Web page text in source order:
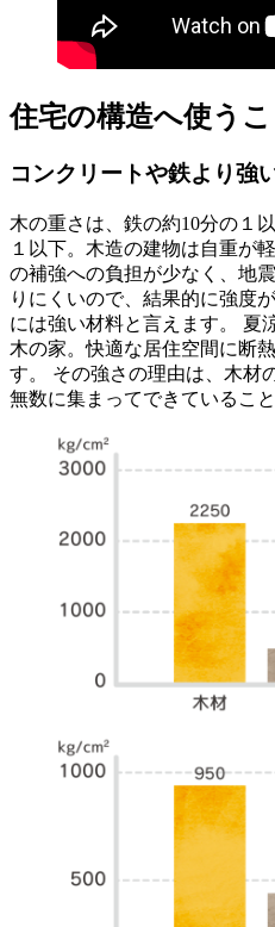
住宅の構造へ使う
コンクリートや鉄より強
木の重さは、鉄の約10分の１
１以下。木造の建物は自重が
の補強への負担が少なく、地
りにくいので、結果的に強度
には強い材料と言えます。 夏
木の家。快適な居住空間に断
す。 その強さの理由は、木材
無数に集まってできていること